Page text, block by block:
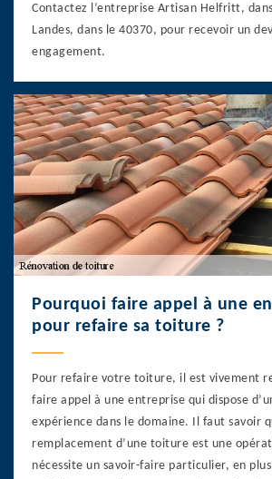
Contactez l’entreprise Artisan Helfritt,
Landes, dans le 40370, pour recevoir un
engagement.
Pourquoi faire appel à une
pour refaire sa toiture ?
Pour refaire votre toiture, il est vivement
faire appel à une entreprise qui dispose
expérience dans le domaine. Il faut savoir
remplacement d’une toiture est une
nécessite un savoir-faire particulier, en